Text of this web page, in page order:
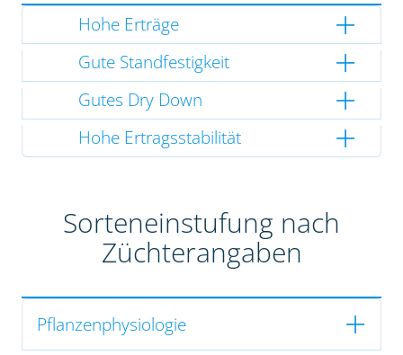
Hohe Erträge
Gute Standfestigkeit
Gutes Dry Down
Hohe Ertragsstabilität
Sorteneinstufung nach
Züchterangaben
Pflanzenphysiologie